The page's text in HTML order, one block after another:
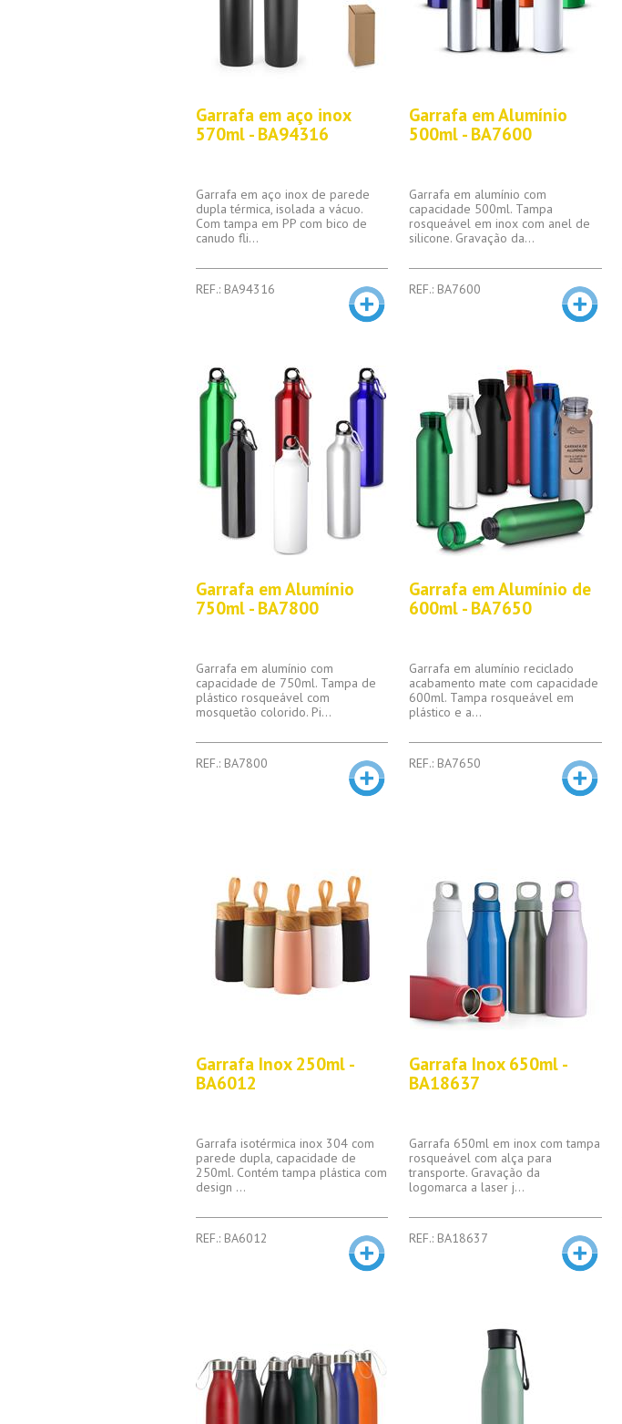
Garrafa em aço inox
570ml - BA94316
Garrafa em aço inox de parede
dupla térmica, isolada a vácuo.
Com tampa em PP com bico de
canudo fli...
REF.: BA94316
Garrafa em Alumínio
500ml - BA7600
Garrafa em alumínio com
capacidade 500ml. Tampa
rosqueável em inox com anel de
silicone. Gravação da...
REF.: BA7600
Garrafa em Alumínio
750ml - BA7800
Garrafa em alumínio com
capacidade de 750ml. Tampa de
plástico rosqueável com
mosquetão colorido. Pi...
REF.: BA7800
Garrafa em Alumínio de
600ml - BA7650
Garrafa em alumínio reciclado
acabamento mate com capacidade
600ml. Tampa rosqueável em
plástico e a...
REF.: BA7650
Garrafa Inox 250ml -
BA6012
Garrafa isotérmica inox 304 com
parede dupla, capacidade de
250ml. Contém tampa plástica com
design ...
REF.: BA6012
Garrafa Inox 650ml -
BA18637
Garrafa 650ml em inox com tampa
rosqueável com alça para
transporte. Gravação da
logomarca a laser j...
REF.: BA18637